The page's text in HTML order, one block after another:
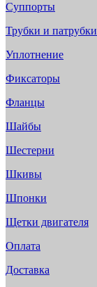
Суппорты
Трубки и патрубки
Уплотнение
Фиксаторы
Фланцы
Шайбы
Шестерни
Шкивы
Шпонки
Щетки двигателя
Оплата
Доставка